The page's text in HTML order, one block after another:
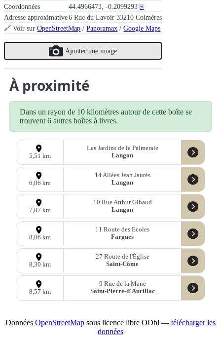
Coordonnées
44.4966473, -0.2099293 ⎘
Adresse approximative6 Rue du Lavoir 33210 Coimères
🔗 Voir surOpenStreetMap /Panoramax /Google Maps
Ajouter une image
À proximité
Dans un rayon de 10 kilomètres autour de cette boîte se
trouvent 6 autres boîtes à livres.
5,51 km
Les Jardins de la Palmeraie
Langon
6,86 km
14 Allées Jean Jaurès
Langon
7,07 km
10 Rue Arthur Gibaud
Langon
8,06 km
11 Route des Ecoles
Fargues
8,30 km
27 Route de l'Église
Saint-Côme
8,57 km
9 Rue de la Mane
Saint-Pierre-d'Aurillac
Données OpenStreetMap sous licence libre ODbl — télécharger les
données